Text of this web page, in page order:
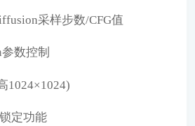
采样步数/CFG值
数控制
1024×1024)
定功能